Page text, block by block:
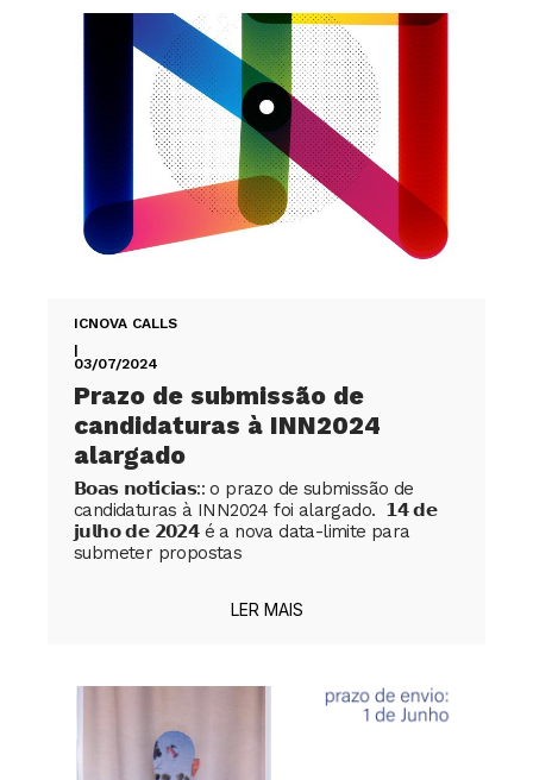
ICNOVA CALLS
|
03/07/2024
Prazo de submissão de
candidaturas à INN2024
alargado
𝗕𝗼𝗮𝘀 𝗻𝗼𝘁𝗶́𝗰𝗶𝗮𝘀:: o prazo de submissão de
candidaturas à INN2024 foi alargado. 𝟭𝟰 𝗱𝗲
𝗷𝘂𝗹𝗵𝗼 𝗱𝗲 𝟮𝟬𝟮𝟰 é a nova data-limite para
submeter propostas
LER MAIS